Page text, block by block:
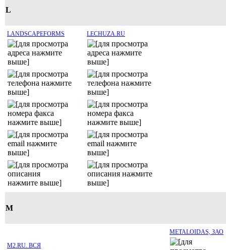
L
LANDSCAPEFORMS LECHUZA.RU
M
M2.RU. ВСЯ
METALOIDAS, ЗАО